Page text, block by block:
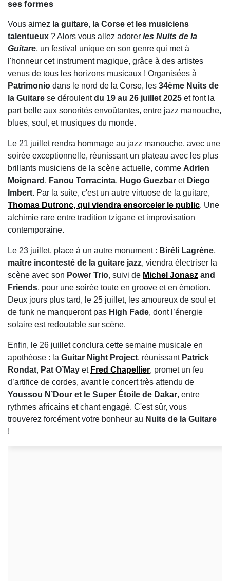
ses formes
Vous aimez la guitare, la Corse et les musiciens
talentueux ? Alors vous allez adorer les Nuits de la
Guitare, un festival unique en son genre qui met à
l'honneur cet instrument magique, grâce à des artistes
venus de tous les horizons musicaux ! Organisées à
Patrimonio dans le nord de la Corse, les 34ème Nuits de
la Guitare se déroulentdu 19 au 26 juillet 2025 et font la
part belle aux sonorités envoûtantes, entre jazz manouche,
blues, soul, et musiques du monde.
Le 21 juillet rendra hommage au jazz manouche, avec une
soirée exceptionnelle, réunissant un plateau avec les plus
brillants musiciens de la scène actuelle, comme Adrien
Moignard , Fanou Torracinta, Hugo Guezbar et Diego
Imbert. Par la suite, c'est un autre virtuose de la guitare,
Thomas Dutronc, qui viendra ensorceler le public. Une
alchimie rare entre tradition tzigane et improvisation
contemporaine.
Le 23 juillet, place à un autre monument : Biréli Lagrène,
maître incontesté de la guitare jazz, viendra électriser la
scène avec son Power Trio, suivi de Michel Jonasz and
Friends, pour une soirée toute en groove et en émotion.
Deux jours plus tard, le 25 juillet, les amoureux de soul et
de funk ne manqueront pas High Fade, dont l’énergie
solaire est redoutable sur scène.
Enfin, le 26 juillet conclura cette semaine musicale en
apothéose : la Guitar Night Project, réunissant Patrick
Rondat, Pat O’May et Fred Chapellier, promet un feu
d’artifice de cordes, avant le concert très attendu de
Youssou N’Dour et le Super Étoile de Dakar, entre
rythmes africains et chant engagé. C'est sûr, vous
trouverez forcément votre bonheur au Nuits de la Guitare
!